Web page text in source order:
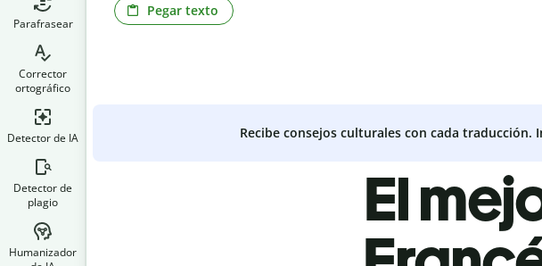
Parafrasear
Corrector
ortográfico
Detector de IA
Detector de
plagio
Humanizador
Pegar texto
Recibe consejos culturales con cada
El